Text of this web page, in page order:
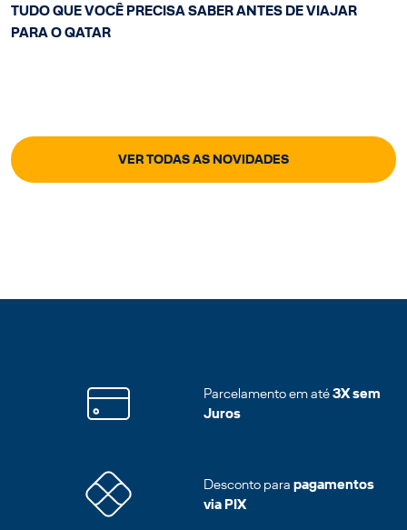
TUDO QUE VOCÊ PRECISA SABER ANTES DE VIAJAR
PARA O QATAR
VER TODAS AS NOVIDADES
Parcelamento em até3X sem
Juros
Desconto para pagamentos
via PIX